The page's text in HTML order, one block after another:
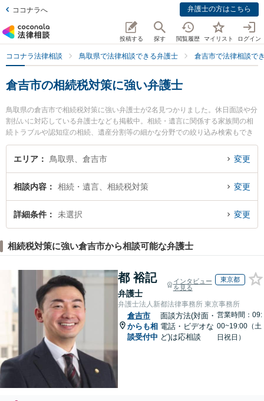
ココナラへ 弁護士の方はこちら
投稿する 探す 閲覧履歴 マイリスト ログイン
ココナラ法律相談 鳥取県で法律相談できる弁護士 倉吉市で法律相談で
倉吉市の相続税対策に強い弁護士
鳥取県の倉吉市で相続税対策に強い弁護士が2名見つかりました。休日面談や分
割払いに対応している弁護士なども掲載中。相続・遺言に関係する家族間の相
続トラブルや認知症の相続、遺産分割等の細かな分野での絞り込み検索もでき
便利です。特に倉吉うつぶき法律事務所の濵田 卓志弁護士や倉吉ひかり法律事
務所の辻本 周平弁護士のプロフィール情報や弁護士費用、強みなどが注目され
を検索したい』『初回相談無料で相続税対策を法律相談できる倉吉市内の弁護
士に相談予約したい』などでお困りの相談者さんにおすすめです。
エリア 鳥取県、倉吉市 変更
相談内容 相続・遺言、相続税対策 変更
詳細条件 未選択 変更
相続税対策に強い倉吉市から相談可能な弁護士
都 裕記
弁護士
インタビュー
を見る
東京都
弁護士法人新都法律事務所 東京事務所
倉吉市
からも相
談受付中
面談方法(対面・
電話・ビデオな
ど)は応相談
営業時間：09:
00~19:00（土
日祝日）